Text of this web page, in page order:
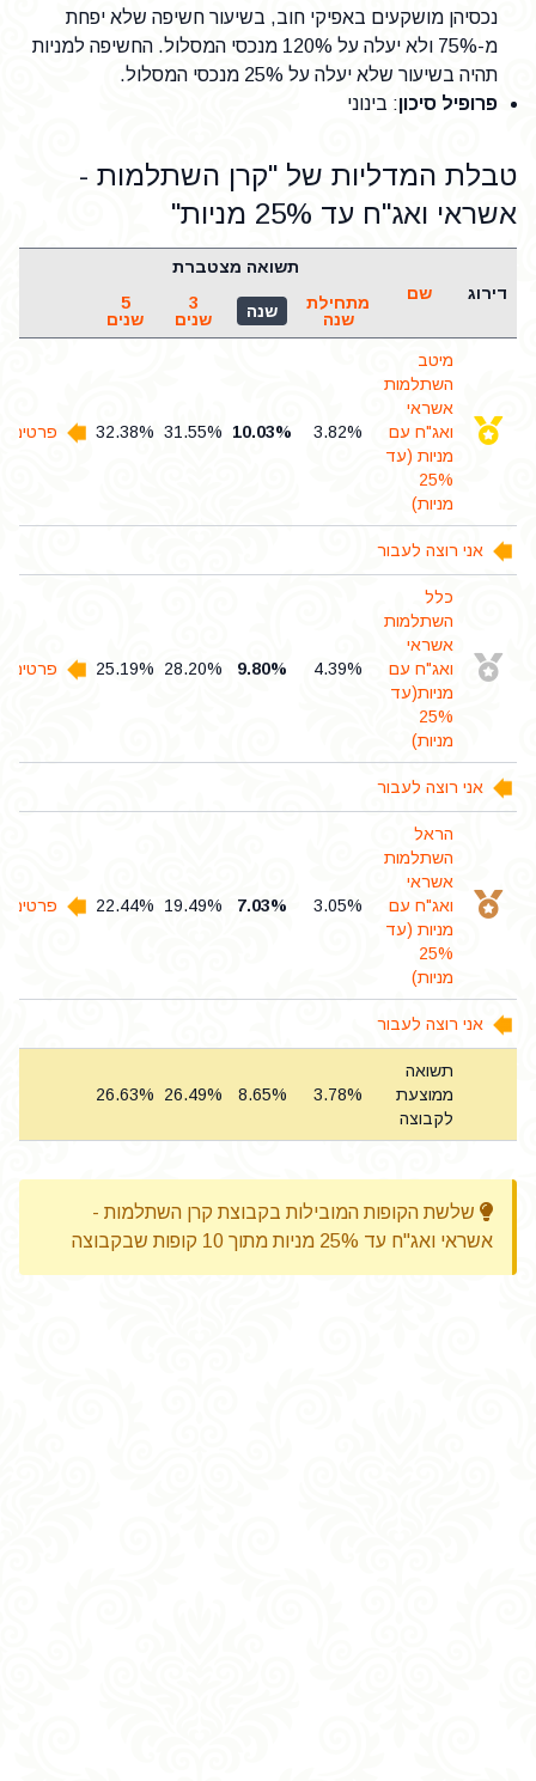
נכסיהן מושקעים באפיקי חוב, בשיעור חשיפה שלא יפחת
מ-75% ולא יעלה על 120% מנכסי המסלול. החשיפה למניות
תהיה בשיעור שלא יעלה על 25% מנכסי המסלול.
פרופיל סיכון: בינוני
טבלת המדליות של "קרן השתלמות -
אשראי ואג"ח עד 25% מניות"
דירוג שם
תשואה מצטברת
מתחילת
שנה
שנה
3
שנים
5
שנים
מיטב
השתלמות
אשראי
ואג"ח עם
מניות (עד
25%
מניות)
3.82%
10.03%
31.55%
32.38% פרטים
אני רוצה לעבור
כלל
השתלמות
אשראי
ואג"ח עם
מניות(עד
25%
מניות)
4.39%
9.80%
28.20%
25.19% פרטים
אני רוצה לעבור
הראל
השתלמות
אשראי
ואג"ח עם
מניות (עד
25%
מניות)
3.05%
7.03%
19.49%
22.44% פרטים
אני רוצה לעבור
תשואה
ממוצעת
לקבוצה
3.78%
8.65%
26.49%
26.63%
שלשת הקופות המובילות בקבוצת קרן השתלמות -
אשראי ואג"ח עד 25% מניות מתוך 10 קופות שבקבוצה